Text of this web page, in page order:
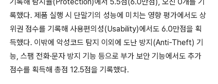
록했다. 제품 실행 시 단말기의 성능에 미치는 영향 평가에서도 상
위권 점수를 기록해 사용편의성(Usability)에서도 6.0만점을 획
득했다. 이밖에 악성코드 탐지 이외에 도난 방지 (Anti-Theft) 기
능, 스팸 전화·문자 방지 기능 등으로 부가 보안 기능에서도 추가
점수를 획득해 총점 12.5점을 기록했다.